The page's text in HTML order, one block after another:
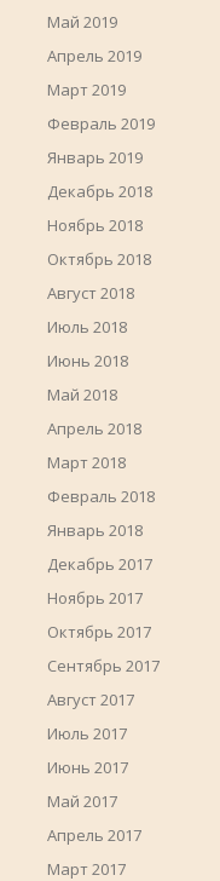
Май 2019
Апрель 2019
Март 2019
Февраль 2019
Январь 2019
Декабрь 2018
Ноябрь 2018
Октябрь 2018
Август 2018
Июль 2018
Июнь 2018
Май 2018
Апрель 2018
Март 2018
Февраль 2018
Январь 2018
Декабрь 2017
Ноябрь 2017
Октябрь 2017
Сентябрь 2017
Август 2017
Июль 2017
Июнь 2017
Май 2017
Апрель 2017
Март 2017